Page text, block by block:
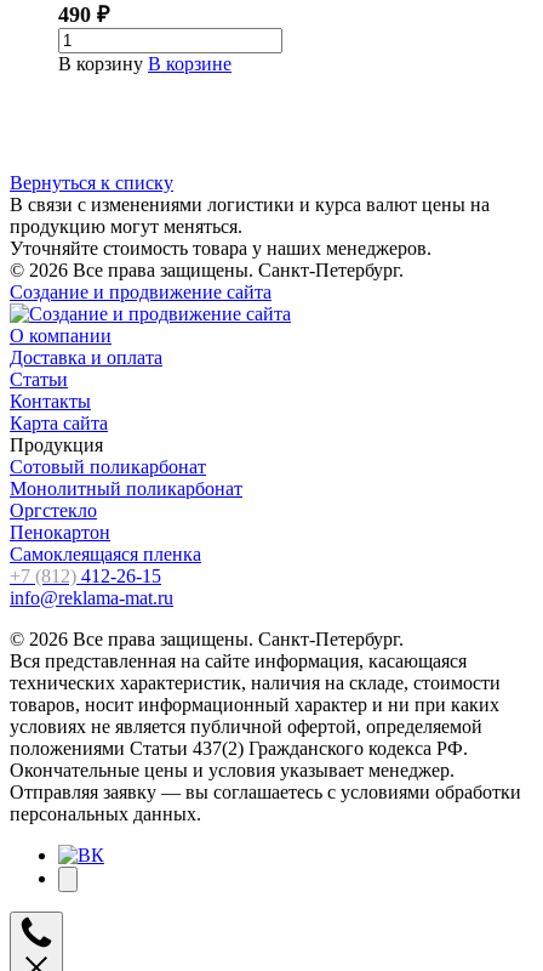
490 ₽
В корзину В корзине
Вернуться к списку
В связи с изменениями логистики и курса валют цены на
продукцию могут меняться.
Уточняйте стоимость товара у наших менеджеров.
© 2026 Все права защищены. Санкт-Петербург.
Создание и продвижение сайта
О компании
Доставка и оплата
Статьи
Контакты
Карта сайта
Продукция
Сотовый поликарбонат
Монолитный поликарбонат
Оргстекло
Пенокартон
Самоклеящаяся пленка
+7 (812) 412-26-15
info@reklama-mat.ru
© 2026 Все права защищены. Санкт-Петербург.
Вся представленная на сайте информация, касающаяся
технических характеристик, наличия на складе, стоимости
товаров, носит информационный характер и ни при каких
условиях не является публичной офертой, определяемой
положениями Статьи 437(2) Гражданского кодекса РФ.
Окончательные цены и условия указывает менеджер.
Отправляя заявку — вы соглашаетесь с условиями обработки
персональных данных.